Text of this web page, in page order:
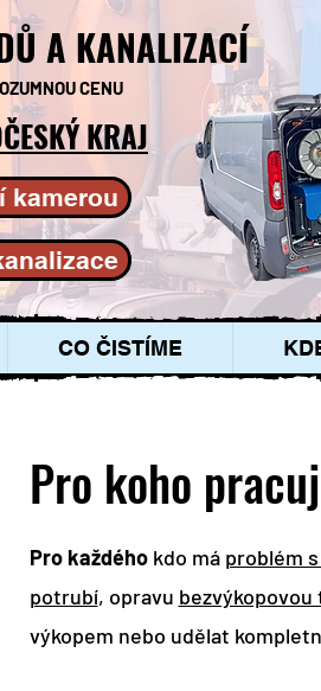
A KANALIZACÍ
CENU
KRAJ
kamerou
CO ČISTÍME
Pro koho
Pro každého kdo má problém
potrubí, opravu
výkopem nebo udělat